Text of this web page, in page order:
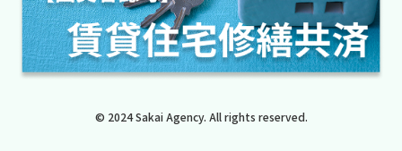
© 2024 Sakai Agency. All rights reserved.